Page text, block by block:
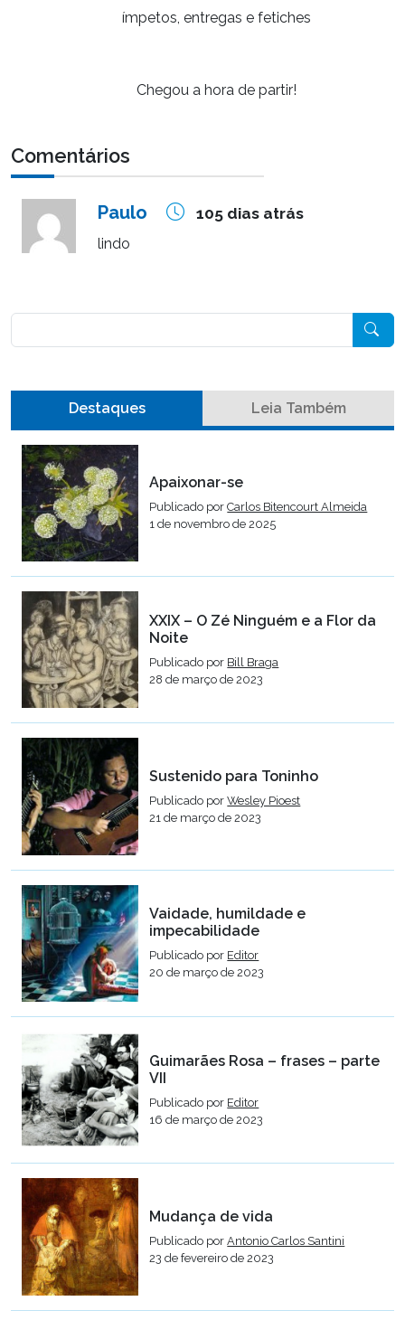
ímpetos, entregas e fetiches
Chegou a hora de partir!
Comentários
Paulo 105 dias atrás
lindo
Destaques Leia Também
Apaixonar-se
Publicado porCarlos Bitencourt Almeida
1 de novembro de 2025
XXIX – O Zé Ninguém e a Flor da
Noite
Publicado por Bill Braga
28 de março de 2023
Sustenido para Toninho
Publicado porWesley Pioest
21 de março de 2023
Vaidade, humildade e
impecabilidade
Publicado por Editor
20 de março de 2023
Guimarães Rosa – frases – parte
VII
Publicado por Editor
16 de março de 2023
Mudança de vida
Publicado porAntonio Carlos Santini
23 de fevereiro de 2023